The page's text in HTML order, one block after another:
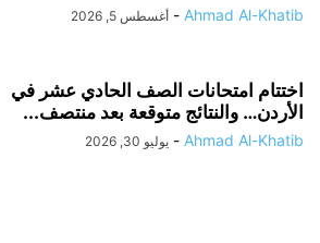
Ahmad Al-Khatib
- أغسطس 5, 2026
اختتام امتحانات الصف الحادي عشر في
الأردن… والنتائج متوقعة بعد منتصف...
Ahmad Al-Khatib
- يوليو 30, 2026